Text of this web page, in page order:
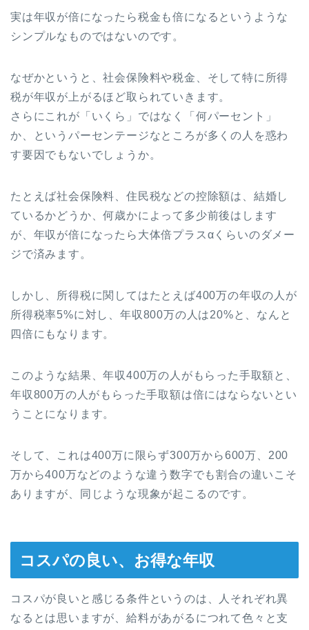
実は年収が倍になったら税金も倍になるというような
シンプルなものではないのです。
なぜかというと、社会保険料や税金、そして特に所得
税が年収が上がるほど取られていきます。
さらにこれが「いくら」ではなく「何パーセント」
か、というパーセンテージなところが多くの人を惑わ
す要因でもないでしょうか。
たとえば社会保険料、住民税などの控除額は、結婚し
ているかどうか、何歳かによって多少前後はします
が、年収が倍になったら大体倍プラスαくらいのダメー
ジで済みます。
しかし、所得税に関してはたとえば400万の年収の人が
所得税率5%に対し、年収800万の人は20%と、なんと
四倍にもなります。
このような結果、年収400万の人がもらった手取額と、
年収800万の人がもらった手取額は倍にはならないとい
うことになります。
そして、これは400万に限らず300万から600万、200
万から400万などのような違う数字でも割合の違いこそ
ありますが、同じような現象が起こるのです。
コスパの良い、お得な年収
コスパが良いと感じる条件というのは、人それぞれ異
なるとは思いますが、給料があがるにつれて色々と支